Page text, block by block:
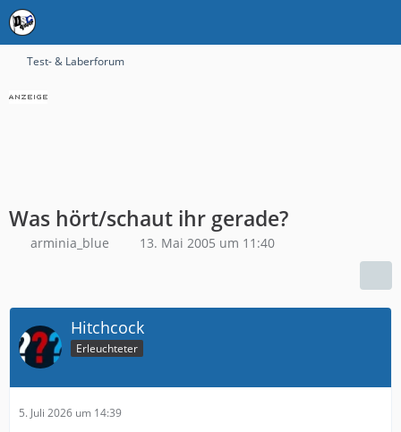
Test- & Laberforum
Was hört/schaut ihr gerade?
arminia_blue 13. Mai 2005 um 11:40
Hitchcock
Erleuchteter
5. Juli 2026 um 14:39